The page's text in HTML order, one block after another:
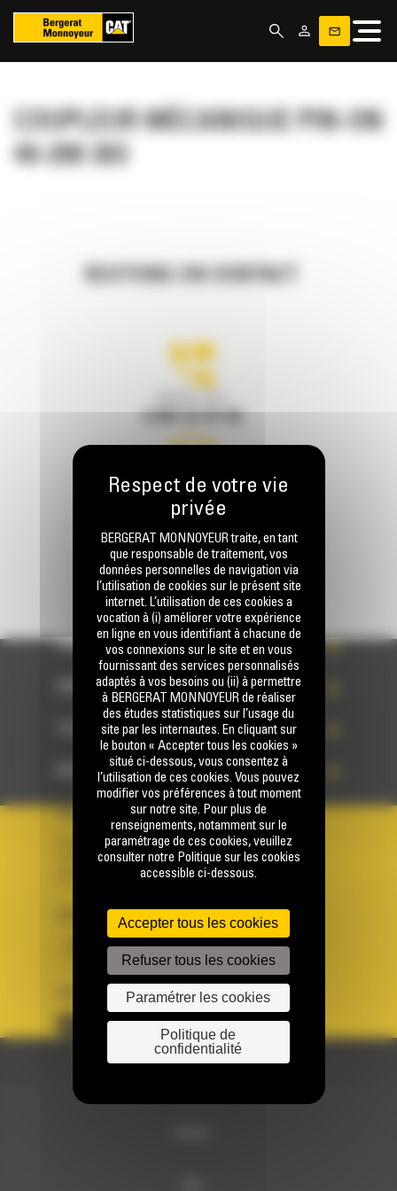
COUPLEUR MÉCANIQUE PIN-ON
40-200 303
RESTONS EN CONTACT
0 801 01 01 04
Écrivez-nous
ENVOYER LA DEMANDE
PRODUITS
SERVICES
TECHNOLOGIES
ACCÈS RAPIDES
VOTRE COMPTE
Se connecter
Créer un compte
Votre avez besoin d'assistance avec votre compte ?
BM FRANCE
LANGUE
fr
Panneau de gestion des cookies
BERGERAT MONNOYEUR traite, en tant
que responsable de traitement, vos
données personnelles de navigation via
l’utilisation de cookies sur le présent site
internet. L’utilisation de ces cookies a
vocation à (i) améliorer votre expérience
en ligne en vous identifiant à chacune de
vos connexions sur le site et en vous
fournissant des services personnalisés
adaptés à vos besoins ou (ii) à permettre
à BERGERAT MONNOYEUR de réaliser
des études statistiques sur l’usage du
site par les internautes. En cliquant sur
le bouton « Accepter tous les cookies »
situé ci-dessous, vous consentez à
l’utilisation de ces cookies. Vous pouvez
modifier vos préférences à tout moment
sur notre site. Pour plus de
renseignements, notamment sur le
paramétrage de ces cookies, veuillez
consulter notre Politique sur les cookies
accessible ci-dessous.
Accepter tous les cookies
Refuser tous les cookies
Paramétrer les cookies
Politique de
confidentialité